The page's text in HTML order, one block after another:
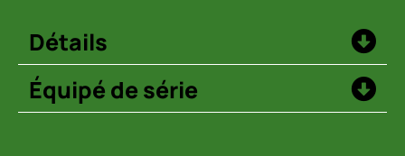
Détails
Équipé de série